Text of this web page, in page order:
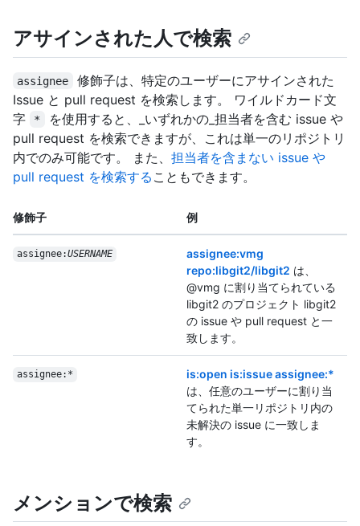
アサインされた人で検索
assignee
修飾子は、特定のユーザーにアサインされた
Issue と pull request を検索します。 ワイルドカード文
字
*
を使用すると、_いずれかの_担当者を含む issue や
pull request を検索できますが、これは単一のリポジトリ
内でのみ可能です。 また、 担当者を含まない issue や
pull request を検索する こともできます。
修飾子 例
assignee:USERNAME
assignee:vmg
repo:libgit2/libgit2 は、
@vmg に割り当てられている
libgit2 のプロジェクト libgit2
の issue や pull request と一
致します。
assignee:*
is:open is:issue assignee:*
は、任意のユーザーに割り当
てられた単一リポジトリ内の
未解決の issue に一致しま
す。
メンションで検索